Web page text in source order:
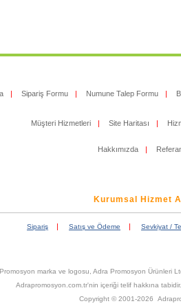
| Sipariş Formu | Numune Talep Formu |
Müşteri Hizmetleri | Site Haritası |
Hakkımızda |
Kurumsal Hizmet
Sipariş | Satış ve Ödeme | Sevkiyat /
marka ve logosu, Adra Promosyon Ürünleri
Adrapromosyon.com.tr'nin içeriği telif hakkına tabidir.
Copyright © 2001-2026